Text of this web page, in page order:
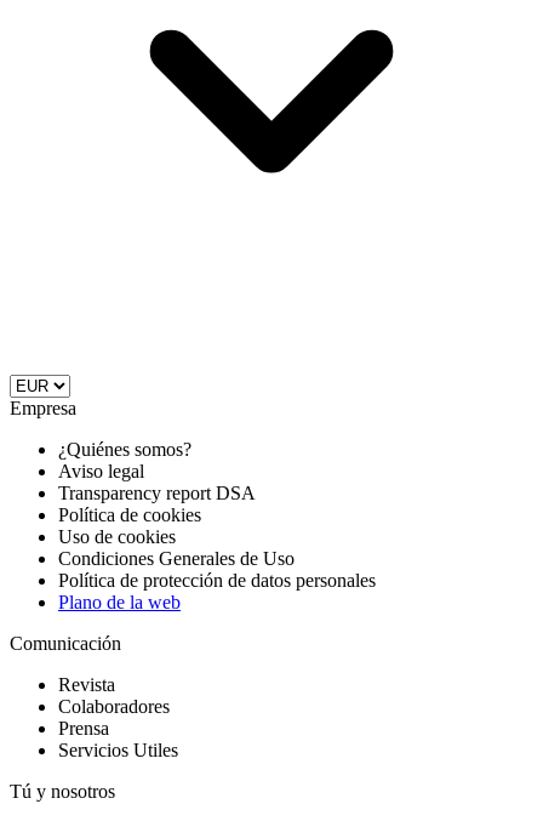
Empresa
¿Quiénes somos?
Aviso legal
Transparency report DSA
Política de cookies
Uso de cookies
Condiciones Generales de Uso
Política de protección de datos personales
Plano de la web
Comunicación
Revista
Colaboradores
Prensa
Servicios Utiles
Tú y nosotros